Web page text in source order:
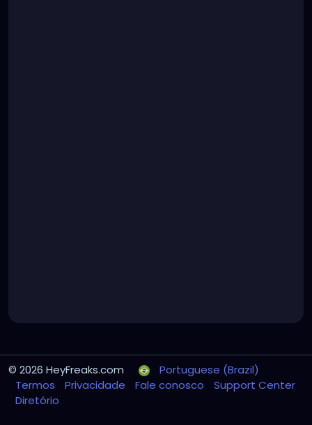
© 2026 HeyFreaks.com
Portuguese (Brazil)
Termos
Privacidade Fale conosco
Support Center
Diretório